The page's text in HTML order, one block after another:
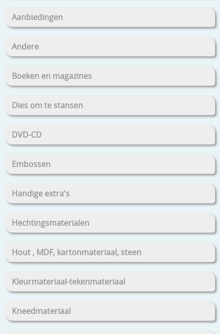
Aanbiedingen
Andere
Boeken en magazines
Dies om te stansen
DVD-CD
Embossen
Handige extra's
Hechtingsmaterialen
Hout , MDF, kartonmateriaal, steen
Kleurmateriaal-tekenmateriaal
Kneedmateriaal